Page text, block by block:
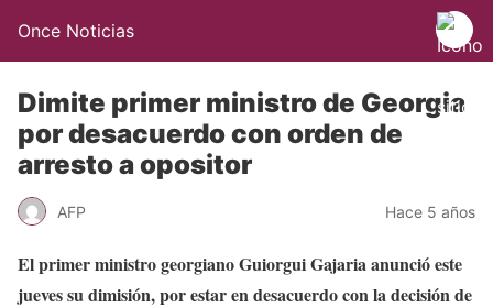
Once Noticias
Dimite primer ministro de Georgia
por desacuerdo con orden de
arresto a opositor
AFP Hace 5 años
El primer ministro georgiano Guiorgui Gajaria anunció este
jueves su dimisión, por estar en desacuerdo con la decisión de